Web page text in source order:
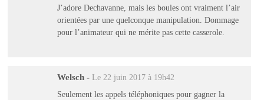
J’adore Dechavanne, mais les boules ont vraiment l’air
orientées par une quelconque manipulation. Dommage
pour l’animateur qui ne mérite pas cette casserole.
Welsch - Le 22 juin 2017 à 19h42
Seulement les appels téléphoniques pour gagner la